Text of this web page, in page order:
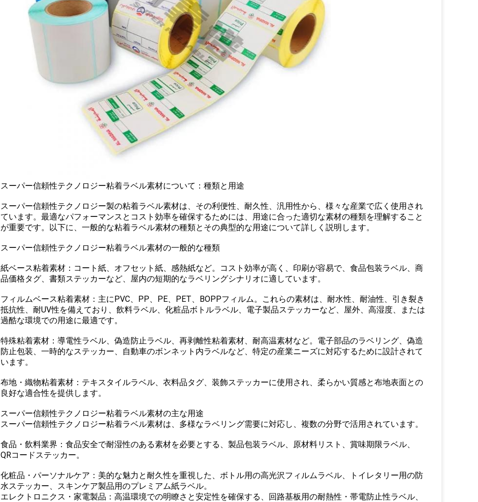
スーパー信頼性テクノロジー粘着ラベル素材について：種類と用途
スーパー信頼性テクノロジー製の粘着ラベル素材は、その利便性、耐久性、汎用性から、様々な産業で広く使用され
ています。最適なパフォーマンスとコスト効率を確保するためには、用途に合った適切な素材の種類を理解すること
が重要です。以下に、一般的な粘着ラベル素材の種類とその典型的な用途について詳しく説明します。
スーパー信頼性テクノロジー粘着ラベル素材の一般的な種類
紙ベース粘着素材：コート紙、オフセット紙、感熱紙など。コスト効率が高く、印刷が容易で、食品包装ラベル、商
品価格タグ、書類ステッカーなど、屋内の短期的なラベリングシナリオに適しています。
フィルムベース粘着素材：主にPVC、PP、PE、PET、BOPPフィルム。これらの素材は、耐水性、耐油性、引き裂き
抵抗性、耐UV性を備えており、飲料ラベル、化粧品ボトルラベル、電子製品ステッカーなど、屋外、高湿度、または
過酷な環境での用途に最適です。
特殊粘着素材：導電性ラベル、偽造防止ラベル、再剥離性粘着素材、耐高温素材など。電子部品のラベリング、偽造
防止包装、一時的なステッカー、自動車のボンネット内ラベルなど、特定の産業ニーズに対応するために設計されて
います。
布地・織物粘着素材：テキスタイルラベル、衣料品タグ、装飾ステッカーに使用され、柔らかい質感と布地表面との
良好な適合性を提供します。
スーパー信頼性テクノロジー粘着ラベル素材の主な用途
スーパー信頼性テクノロジー粘着ラベル素材は、多様なラベリング需要に対応し、複数の分野で活用されています。
食品・飲料業界：食品安全で耐湿性のある素材を必要とする、製品包装ラベル、原材料リスト、賞味期限ラベル、
QRコードステッカー。
化粧品・パーソナルケア：美的な魅力と耐久性を重視した、ボトル用の高光沢フィルムラベル、トイレタリー用の防
水ステッカー、スキンケア製品用のプレミアム紙ラベル。
エレクトロニクス・家電製品：高温環境での明瞭さと安定性を確保する、回路基板用の耐熱性・帯電防止性ラベル、